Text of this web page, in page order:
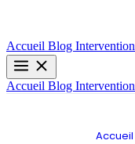
Accueil Blog
Accueil Blog
Accueil